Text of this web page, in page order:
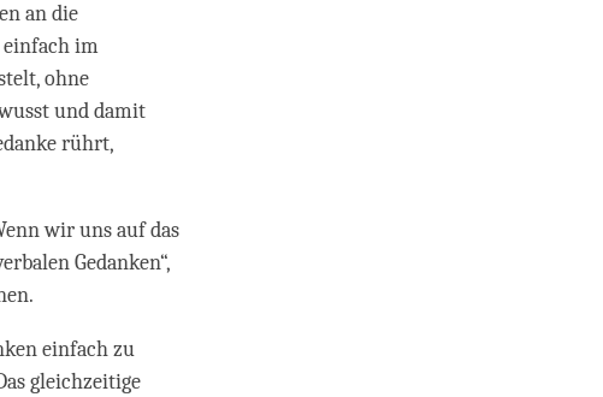
an die
einfach im
ohne
und damit
rührt,
wir uns auf das
Gedanken“,
einfach zu
gleichzeitige